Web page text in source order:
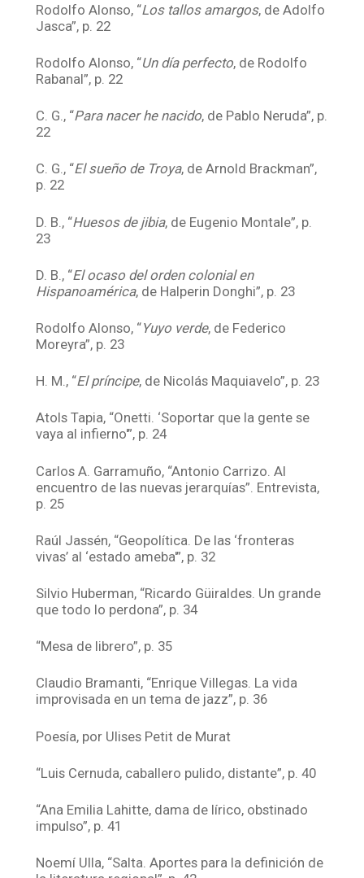
Rodolfo Alonso, “Los tallos amargos, de Adolfo
Jasca”, p. 22
Rodolfo Alonso, “Un día perfecto, de Rodolfo
Rabanal”, p. 22
C. G., “Para nacer he nacido, de Pablo Neruda”, p.
22
C. G., “El sueño de Troya, de Arnold Brackman”,
p. 22
D. B., “Huesos de jibia, de Eugenio Montale”, p.
23
D. B., “El ocaso del orden colonial en
Hispanoamérica, de Halperin Donghi”, p. 23
Rodolfo Alonso, “Yuyo verde, de Federico
Moreyra”, p. 23
H. M., “El príncipe, de Nicolás Maquiavelo”, p. 23
Atols Tapia, “Onetti. ‘Soportar que la gente se
vaya al infierno'”, p. 24
Carlos A. Garramuño, “Antonio Carrizo. Al
encuentro de las nuevas jerarquías”. Entrevista,
p. 25
Raúl Jassén, “Geopolítica. De las ‘fronteras
vivas’ al ‘estado ameba'”, p. 32
Silvio Huberman, “Ricardo Güiraldes. Un grande
que todo lo perdona”, p. 34
“Mesa de librero”, p. 35
Claudio Bramanti, “Enrique Villegas. La vida
improvisada en un tema de jazz”, p. 36
Poesía, por Ulises Petit de Murat
“Luis Cernuda, caballero pulido, distante”, p. 40
“Ana Emilia Lahitte, dama de lírico, obstinado
impulso”, p. 41
Noemí Ulla, “Salta. Aportes para la definición de